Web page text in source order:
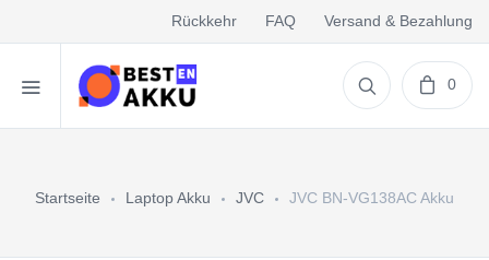
Rückkehr FAQ Versand & Bezahlung
0
Startseite Laptop Akku JVC JVC BN-VG138AC Akku